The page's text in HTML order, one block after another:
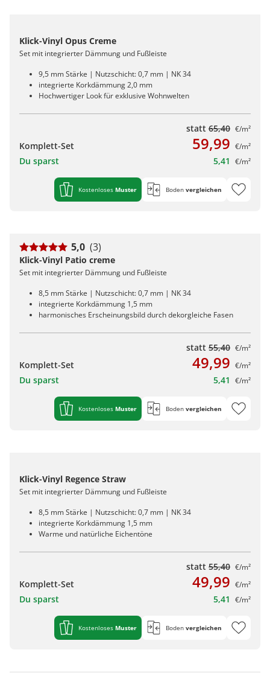
Klick-Vinyl Opus Creme
Set mit integrierter Dämmung und Fußleiste
9,5 mm Stärke | Nutzschicht: 0,7 mm | NK 34
integrierte Korkdämmung 2,0 mm
Hochwertiger Look für exklusive Wohnwelten
statt 65,40 €/m²
Komplett-Set 59,99 €/m²
Du sparst 5,41 €/m²
Kostenloses Muster Boden vergleichen
5,0 (3)
Klick-Vinyl Patio creme
Set mit integrierter Dämmung und Fußleiste
8,5 mm Stärke | Nutzschicht: 0,7 mm | NK 34
integrierte Korkdämmung 1,5 mm
harmonisches Erscheinungsbild durch dekorgleiche Fasen
statt 55,40 €/m²
Komplett-Set 49,99 €/m²
Du sparst 5,41 €/m²
Kostenloses Muster Boden vergleichen
Klick-Vinyl Regence Straw
Set mit integrierter Dämmung und Fußleiste
8,5 mm Stärke | Nutzschicht: 0,7 mm | NK 34
integrierte Korkdämmung 1,5 mm
Warme und natürliche Eichentöne
statt 55,40 €/m²
Komplett-Set 49,99 €/m²
Du sparst 5,41 €/m²
Kostenloses Muster Boden vergleichen